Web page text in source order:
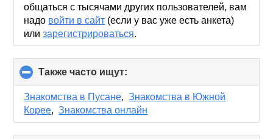
общаться с тысячами других пользователей, вам
надо войти в сайт (если у вас уже есть анкета)
илизарегистрироваться.
Также часто ищут:
to
collapse
contents
Знакомства в Пусане,Знакомства в Южной
Корее,Знакомства онлайн